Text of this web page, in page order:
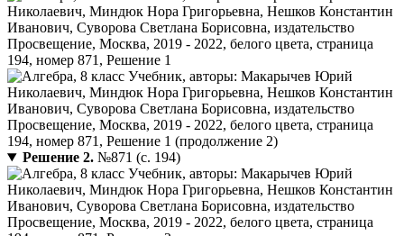
Решение 2.№871 (с. 194)